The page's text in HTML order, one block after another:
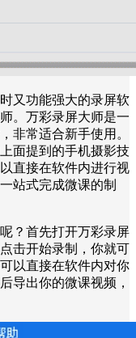
又功能强大的录屏软
。万彩录屏大师是一
非常适合新手使用。
面提到的手机摄影技
直接在软件内进行视
站式完成微课的制
？首先打开万彩录屏
击开始录制，你就可
以直接在软件内对你
导出你的微课视频，